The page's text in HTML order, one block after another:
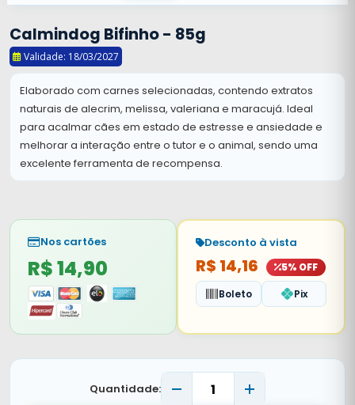
Calmindog Bifinho - 85g
Validade: 18/03/2027
Elaborado com carnes selecionadas, contendo extratos
naturais de alecrim, melissa, valeriana e maracujá. Ideal
para acalmar cães em estado de estresse e ansiedade e
melhorar a interação entre o tutor e o animal, sendo uma
excelente ferramenta de recompensa.
Nos cartões
R$ 14,90
Desconto à vista
R$ 14,16
5% OFF
Boleto
Pix
Quantidade: